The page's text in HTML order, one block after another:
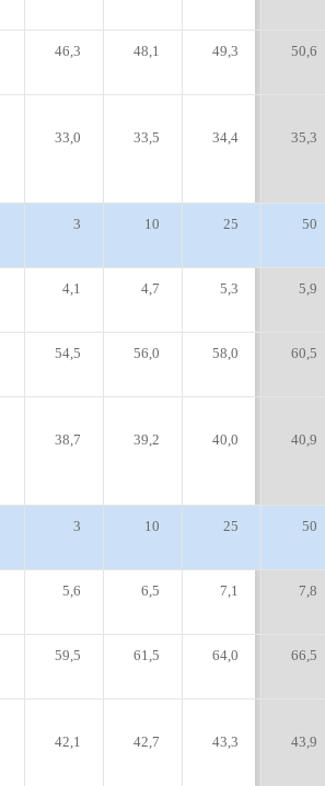
46,3 48,1 49,3 50,6
33,0 33,5 34,4 35,3
3 10 25 50
4,1 4,7 5,3 5,9
54,5 56,0 58,0 60,5
38,7 39,2 40,0 40,9
3 10 25 50
5,6 6,5 7,1 7,8
59,5 61,5 64,0 66,5
42,1 42,7 43,3 43,9